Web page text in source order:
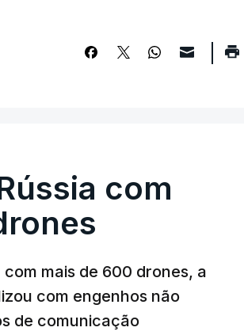
com
mais de 600 drones, a
com engenhos não
de comunicação